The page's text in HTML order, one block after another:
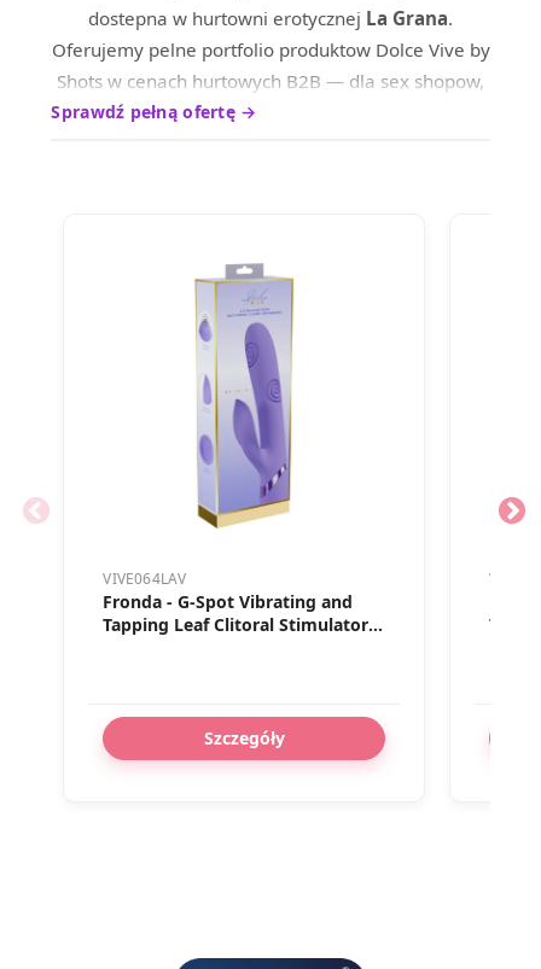
dostepna w hurtowni erotycznej La Grana.
Oferujemy pelne portfolio produktow Dolce Vive by
Shots w cenach hurtowych B2B — dla sex shopow,
sklepow internetowych oraz dystrybutrow na
Skontaktuj sie z nami, aby poznac aktualne ceny
hurtowe i warunki wspolpracy.
Sprawdź pełną ofertę →
VIVE064LAV
Fronda - G-Spot Vibrating and
Tapping Leaf Clitoral Stimulator -
Szczegóły